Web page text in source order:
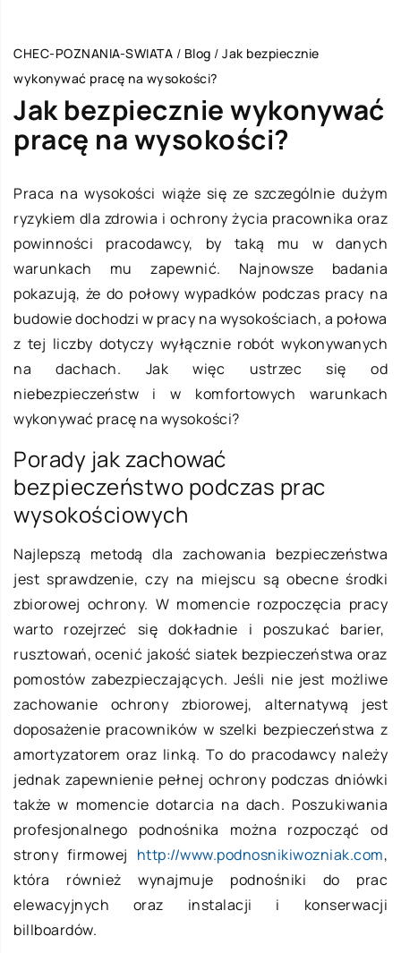
CHEC-POZNANIA-SWIATA / Blog / Jak bezpiecznie
wykonywać pracę na wysokości?
Jak bezpiecznie wykonywać
pracę na wysokości?
Praca na wysokości wiąże się ze szczególnie dużym
ryzykiem dla zdrowia i ochrony życia pracownika oraz
powinności pracodawcy, by taką mu w danych
warunkach mu zapewnić. Najnowsze badania
pokazują, że do połowy wypadków podczas pracy na
budowie dochodzi w pracy na wysokościach, a połowa
z tej liczby dotyczy wyłącznie robót wykonywanych
na dachach. Jak więc ustrzec się od
niebezpieczeństw i w komfortowych warunkach
wykonywać pracę na wysokości?
Porady jak zachować
bezpieczeństwo podczas prac
wysokościowych
Najlepszą metodą dla zachowania bezpieczeństwa
jest sprawdzenie, czy na miejscu są obecne środki
zbiorowej ochrony. W momencie rozpoczęcia pracy
warto rozejrzeć się dokładnie i poszukać barier,
rusztowań, ocenić jakość siatek bezpieczeństwa oraz
pomostów zabezpieczających. Jeśli nie jest możliwe
zachowanie ochrony zbiorowej, alternatywą jest
doposażenie pracowników w szelki bezpieczeństwa z
amortyzatorem oraz linką. To do pracodawcy należy
jednak zapewnienie pełnej ochrony podczas dniówki
także w momencie dotarcia na dach. Poszukiwania
profesjonalnego podnośnika można rozpocząć od
strony firmowej http://www.podnosnikiwozniak.com,
która również wynajmuje podnośniki do prac
elewacyjnych oraz instalacji i konserwacji
billboardów.